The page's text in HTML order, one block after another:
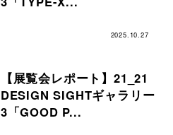
2025.10.27
【展覧会レポート】21_21
DESIGN SIGHTギャラリー
3「GOOD P...